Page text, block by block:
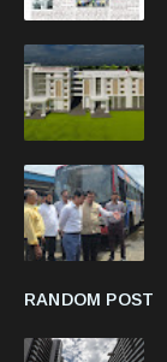
RANDOM POST